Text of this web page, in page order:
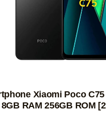
Xiaomi Poco
RAM 256GB ROM